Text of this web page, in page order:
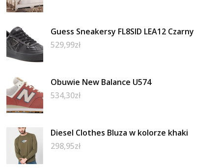
Guess Sneakersy FL8SID LEA12 Czarny
529,99zł
Obuwie New Balance U574
534,30zł
Diesel Clothes Bluza w kolorze khaki
298,95zł